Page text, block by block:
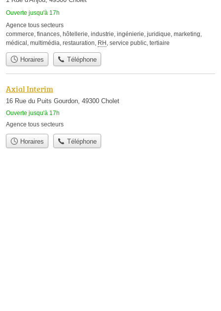
Ouverte jusqu'à 17h
Agence tous secteurs
commerce, finances, hôtellerie, industrie, ingénierie, juridique, marketing,
médical , multimédia, restauration, RH , service public, tertiaire
Horaires Téléphone
Axial Interim
16 Rue du Puits Gourdon, 49300 Cholet
Ouverte jusqu'à 17h
Agence tous secteurs
Horaires Téléphone